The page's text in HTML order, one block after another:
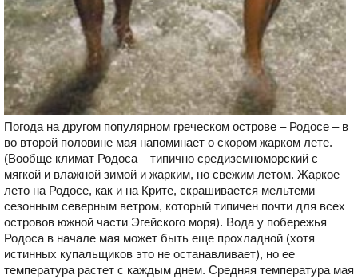
Погода на другом популярном греческом острове – Родосе – в
во второй половине мая напоминает о скором жарком лете.
(Вообще климат Родоса – типично средиземноморский с
мягкой и влажной зимой и жарким, но свежим летом. Жаркое
лето на Родосе, как и на Крите, скрашивается мельтеми –
сезонным северным ветром, который типичен почти для всех
островов южной части Эгейского моря). Вода у побережья
Родоса в начале мая может быть еще прохладной (хотя
истинных купальщиков это не останавливает), но ее
температура растет с каждым днем. Средняя температура мая